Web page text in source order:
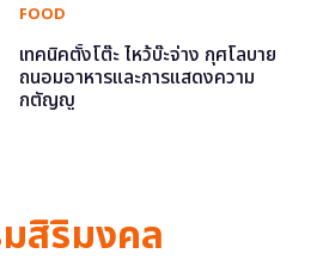
FOOD
เทคนิคตั้งโต๊ะ ไหว้บ๊ะจ่าง กุศโลบาย
ถนอมอาหารและการแสดงความ
กตัญญู
มสิริมงคล